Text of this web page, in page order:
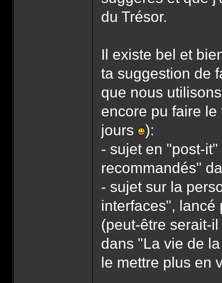
du Trésor.
Il existe bel et
ta suggestion de
que nous
encore pu faire
jours
):
- sujet en "post-
recommandés"
- sujet sur la
interfaces", lancé
(peut-être serait-
dans "La vie de
le mettre plus en